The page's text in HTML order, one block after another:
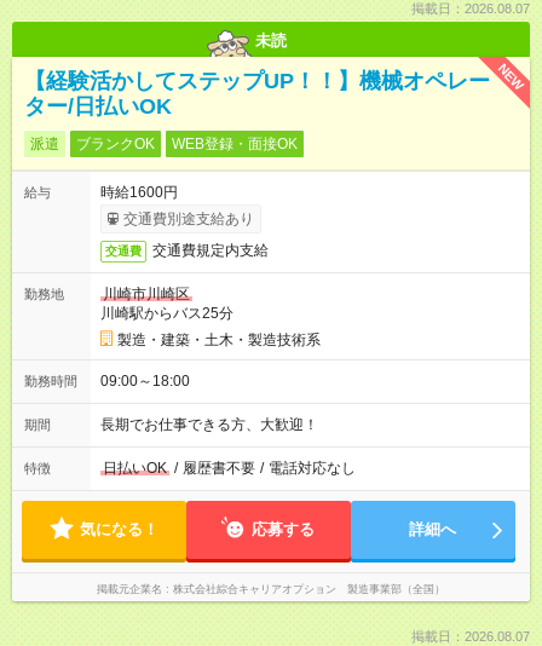
掲載日：2026.08.07
未読
NEW
【経験活かしてステップUP！！】機械オペレー
ター/日払いOK
派遣 ブランクOK WEB登録・面接OK
給与
時給1600円
交通費別途支給あり
交通費 交通費規定内支給
勤務地
川崎市川崎区
川崎駅からバス25分
製造・建築・土木・製造技術系
勤務時間 09:00～18:00
期間 長期でお仕事できる方、大歓迎！
特徴 日払いOK / 履歴書不要 / 電話対応なし
気になる！ 応募する 詳細へ
掲載元企業名 株式会社綜合キャリアオプション 製造事業部（全国）
掲載日：2026.08.07